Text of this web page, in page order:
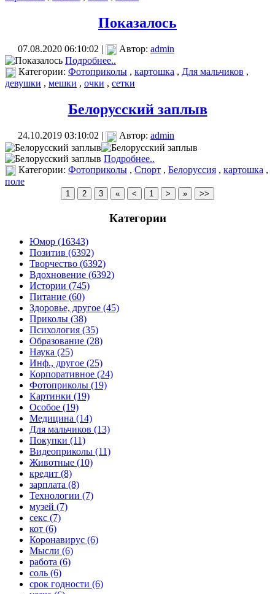
Показалось
07.08.2020 06:10:02 | Автор: admin
Подробнее..
Категории: Фотоприколы , картошка , Для мальчиков ,
девушки , мешки , очки , сетки
Белорусский заплыв
24.10.2019 03:10:02 | Автор: admin
Подробнее..
Категории: Фотоприколы , Спорт , Белоруссия , картошка ,
поле
Категории
Юмор (16343)
Позитив (6392)
Творчество (6392)
Вдохновение (6392)
Истории (745)
Питание (60)
Здоровье, другое (45)
Приколы (38)
Психология (35)
Образование (28)
Наука (25)
Инф., другое (25)
Корпоративное (24)
Фотоприколы (19)
Картинки (19)
Особое (19)
Медицина (14)
Для мальчиков (13)
Покупки (11)
Видеоприколы (11)
Животные (10)
кредит (8)
зарплата (8)
Технологии (7)
музей (7)
секс (7)
кот (6)
Коронавирус (6)
Мысли (6)
работа (6)
соль (6)
срок годности (6)